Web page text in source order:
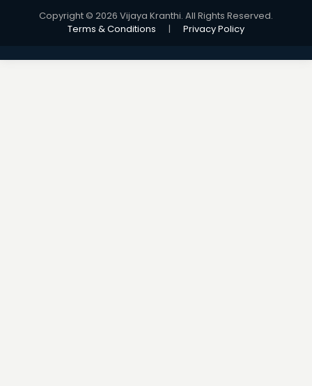
Copyright © 2026 Vijaya Kranthi. All Rights Reserved.
Terms & Conditions
| Privacy Policy